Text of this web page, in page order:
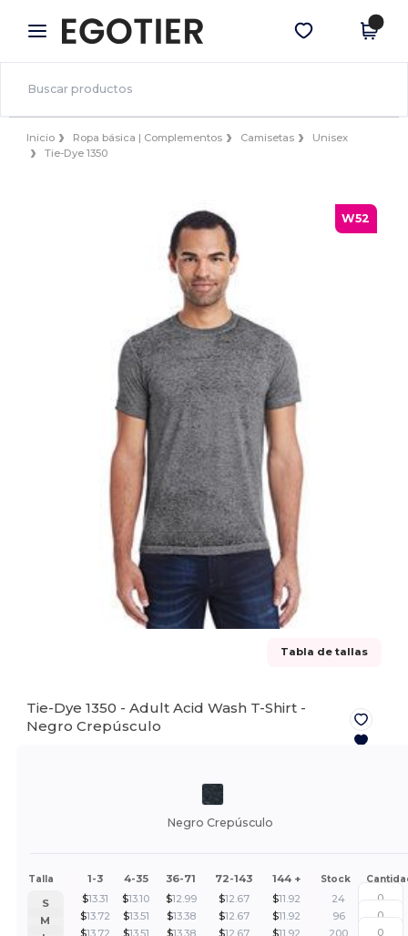
× App de Egotier
¡Mejores precios en app!
Descargar app
Inicio Ropa básica | Complementos Camisetas
Unisex
Tie-Dye 1350
W52
Tabla de tallas
Tie-Dye 1350 - Adult Acid Wash T-Shirt -
Negro Crepúsculo
Negro Crepúsculo
Talla 1-3 4-35 36-71 72-143 144 + Stock
S $13.31 $13.10 $12.99 $12.67 $11.92
24
M
$13.72 $13.51 $13.38 $12.67 $11.92
96
$13.72 $13.51 $13.38 $12.67 $11.92 200